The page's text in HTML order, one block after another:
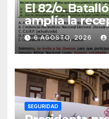
El 82/o.
amplía la
documentos
Catilla del
Nacional
6 AGOSTO, 2026
SEGURIDAD